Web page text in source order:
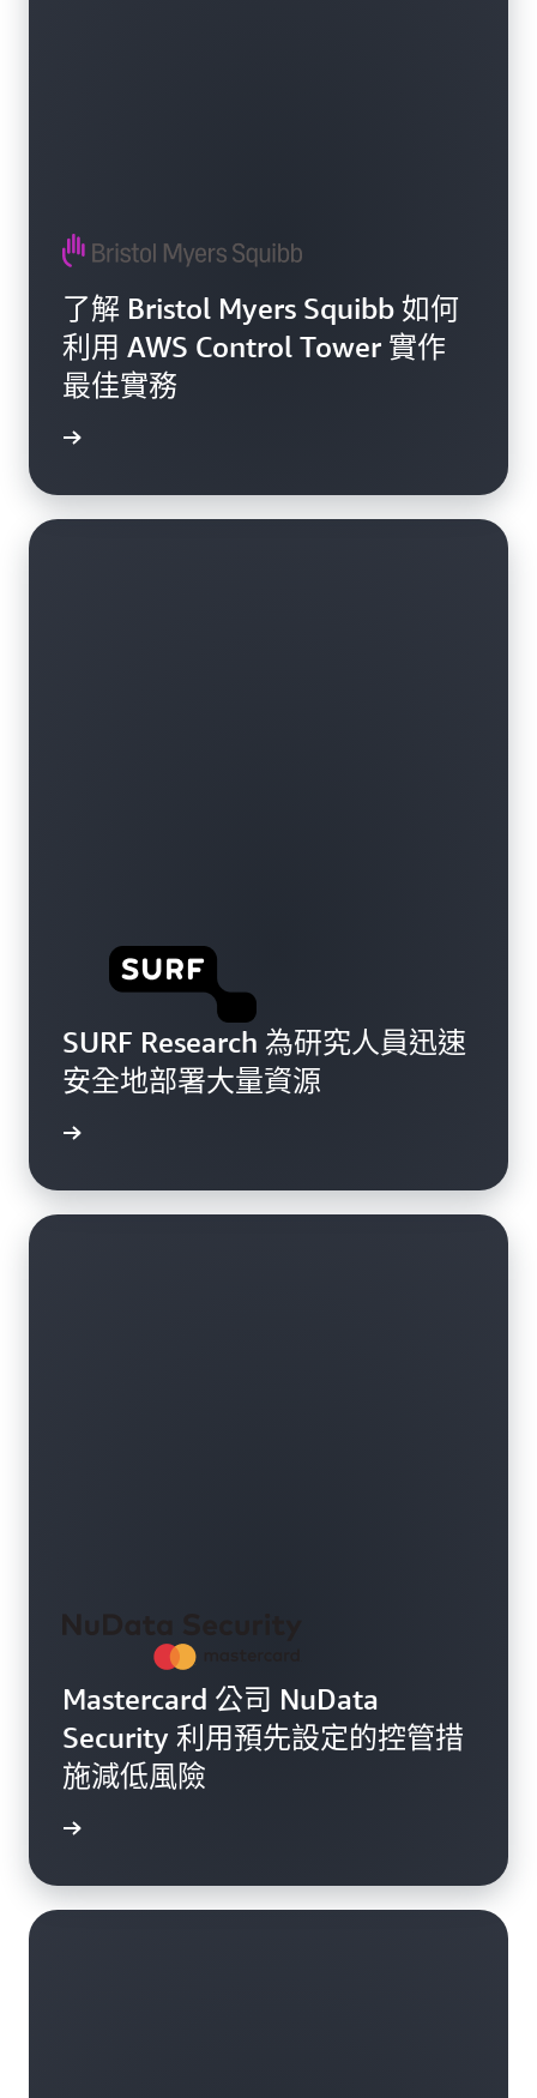
了解 Bristol Myers Squibb 如何
利用 AWS Control Tower 實作
最佳實務
SURF Research 為研究人員迅速
安全地部署大量資源
Mastercard 公司 NuData
Security 利用預先設定的控管措
施減低風險